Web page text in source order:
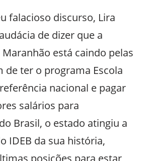
falacioso discurso, Lira
de dizer que a
está caindo pelas
de ter o programa Escola
nacional e pagar
salários para
Brasil, o estado atingiu a
IDEB da sua história,